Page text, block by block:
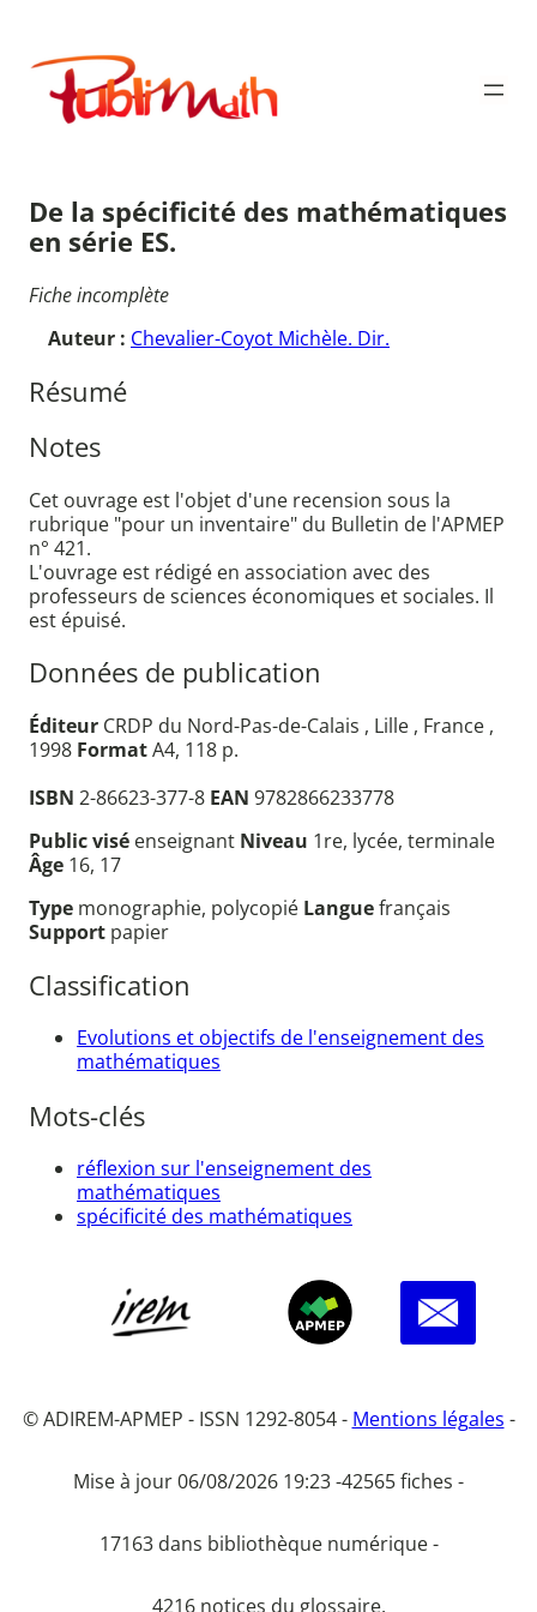
contenu
Publimath
De la spécificité des mathématiques
en série ES.
Fiche incomplète
Auteur : Chevalier-Coyot Michèle. Dir.
Résumé
Notes
Cet ouvrage est l'objet d'une recension sous la
rubrique "pour un inventaire" du Bulletin de l'APMEP
n° 421.
L'ouvrage est rédigé en association avec des
professeurs de sciences économiques et sociales. Il
est épuisé.
Données de publication
Éditeur CRDP du Nord-Pas-de-Calais , Lille , France ,
1998 FormatA4, 118 p.
ISBN 2-86623-377-8 EAN 9782866233778
Public visé enseignant Niveau 1re, lycée, terminale
Âge 16, 17
Type monographie, polycopié Languefrançais
Support papier
Classification
Evolutions et objectifs de l'enseignement des
mathématiques
Mots-clés
réflexion sur l'enseignement des
mathématiques
spécificité des mathématiques
© ADIREM-APMEP - ISSN 1292-8054 - Mentions légales -
Mise à jour 06/08/2026 19:23 -42565 fiches -
17163 dans bibliothèque numérique -
4216 notices du glossaire.